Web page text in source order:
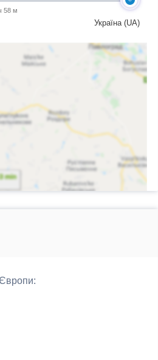
58 м
Україна (UA)
Європи: